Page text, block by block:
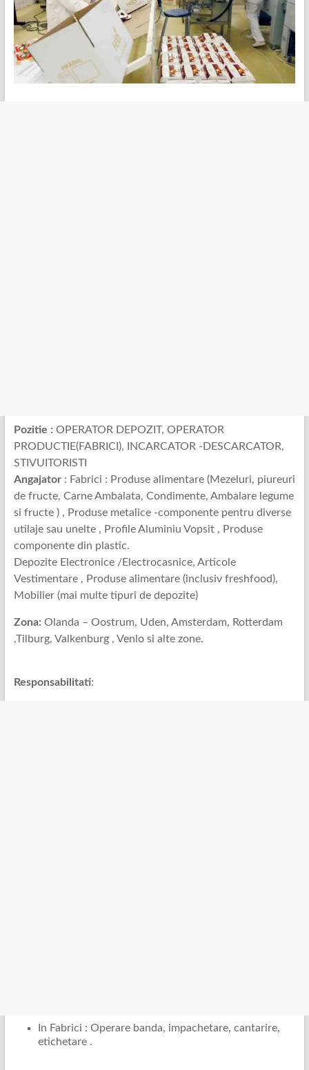
Pozitie : OPERATOR DEPOZIT, OPERATOR
PRODUCTIE(FABRICI), INCARCATOR -DESCARCATOR,
STIVUITORISTI
Angajator: Fabrici : Produse alimentare (Mezeluri, piureuri
de fructe, Carne Ambalata, Condimente, Ambalare legume
si fructe ) , Produse metalice -componente pentru diverse
utilaje sau unelte , Profile Aluminiu Vopsit , Produse
componente din plastic.
Depozite Electronice /Electrocasnice, Articole
Vestimentare , Produse alimentare (inclusiv freshfood),
Mobilier (mai multe tipuri de depozite)
Zona: Olanda – Oostrum, Uden, Amsterdam, Rotterdam
,Tilburg, Valkenburg , Venlo si alte zone.
Responsabilitati:
In Fabrici : Operare banda, impachetare, cantarire,
etichetare .